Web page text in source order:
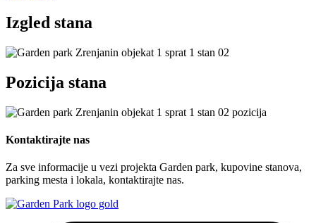
Izgled stana
Pozicija stana
Kontaktirajte nas
Za sve informacije u vezi projekta Garden park, kupovine stanova,
parking mesta i lokala, kontaktirajte nas.